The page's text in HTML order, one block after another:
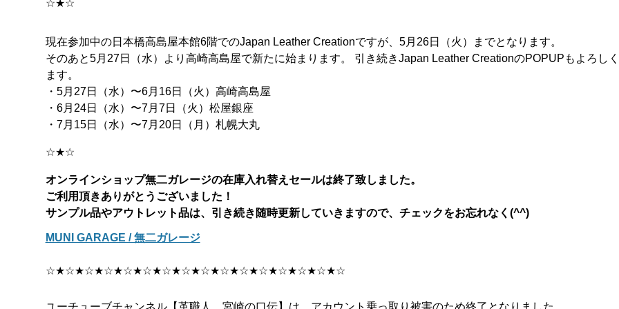
☆★☆
現在参加中の日本橋高島屋本館6階でのJapan Leather Creationですが、5月26日（火）までとなります。
そのあと5月27日（水）より高崎高島屋で新たに始まります。 引き続きJapan Leather CreationのPOPUPもよろし
ます。
・5月27日（水）〜6月16日（火）高崎高島屋
・6月24日（水）〜7月7日（火）松屋銀座
・7月15日（水）〜7月20日（月）札幌大丸
☆★☆
オンラインショップ無二ガレージの在庫入れ替えセールは終了致しました。
ご利用頂きありがとうございました！
サンプル品やアウトレット品は、引き続き随時更新していきますので、チェックをお忘れなく(^^)
MUNI GARAGE / 無二ガレージ
☆★☆★☆★☆★☆★☆★☆★☆★☆★☆★☆★☆★☆★☆★☆★☆